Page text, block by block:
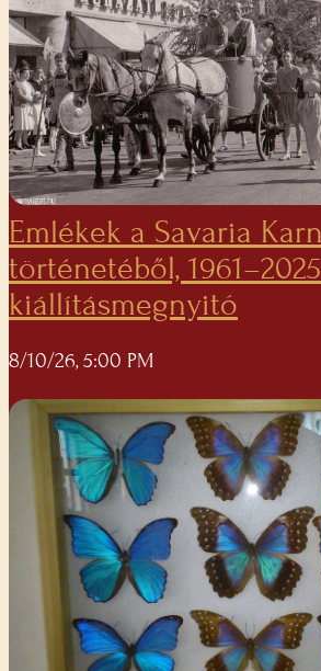
Emlékek a Savaria
történetéből,
kiállításmegnyitó
8/10/26, 5:00 PM